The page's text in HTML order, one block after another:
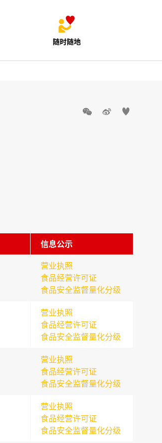
随时随地
  
信息公示
营业执照
食品经营许可证
食品安全监督量化分级
营业执照
食品经营许可证
食品安全监督量化分级
营业执照
食品经营许可证
食品安全监督量化分级
营业执照
食品经营许可证
食品安全监督量化分级